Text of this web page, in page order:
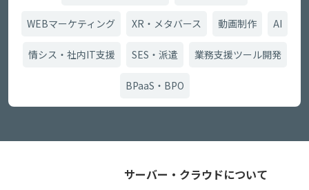
WEBマーケティング XR・メタバース 動画制作 AI
情シス・社内IT支援 SES・派遣 業務支援ツール開発
BPaaS・BPO
サーバー・クラウドについて